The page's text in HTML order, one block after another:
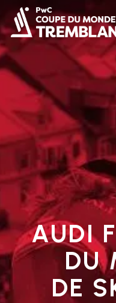
to
main
content
AUDI
DU
DE